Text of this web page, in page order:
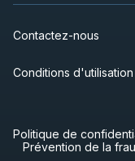
Contactez-nous
Conditions d'utilisation
Politique de
Prévention de la